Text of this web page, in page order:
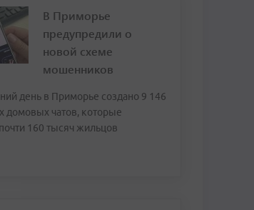
В Приморье
предупредили о
новой схеме
мошенников
день в Приморье создано 9 146
домовых чатов, которые
160 тысяч жильцов